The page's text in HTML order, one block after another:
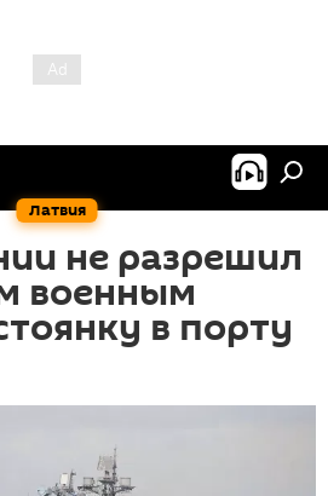
Латвия
не разрешил
военным
в порту